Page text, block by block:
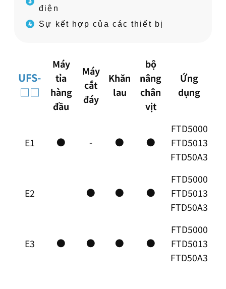
điện
Sự kết hợp của các thiết bị
UFS-
□□
Máy
tỉa
hàng
đầu
Máy
cắt
đáy
Khăn
lau
bộ
nâng
chân
vịt
Ứng
dụng
E1 ● - ● ●
FTD5000
FTD5013
FTD50A3
E2 ● ● ●
FTD5000
FTD5013
FTD50A3
E3 ● ● ● ●
FTD5000
FTD5013
FTD50A3